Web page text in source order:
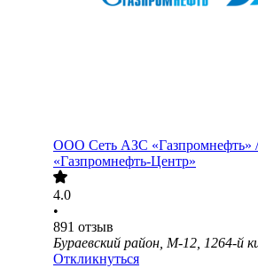
ООО Сеть АЗС
«Газпромнефть-Центр»
4.0
•
891 отзыв
Бураевский район, М-12, 1264-й
Откликнуться